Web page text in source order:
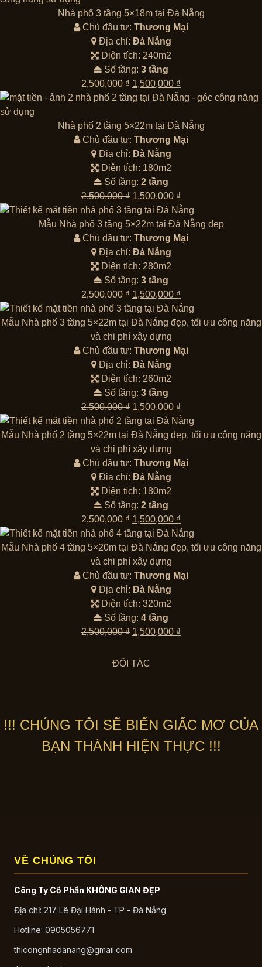
Nhà phố 3 tầng 5×18m tại Đà Nẵng
Chủ đầu tư: Thương Mại
Địa chỉ: Đà Nẵng
Diện tích: 240m2
Số tầng: 3 tầng
2,500,000₫ Giá
gốc
2,500,000 ₫.
1,500,000 ₫
hiện
là:
1,500,000 ₫.
Nhà phố 2 tầng 5×22m tại Đà Nẵng
Chủ đầu tư: Thương Mại
Địa chỉ: Đà Nẵng
Diện tích: 180m2
Số tầng: 2 tầng
2,500,000₫ Giá
gốc
là:
2,500,000 ₫.
1,500,000 ₫
hiện
tại
là:
Mẫu Nhà phố 3 tầng 5×22m tại Đà Nẵng đẹp
Chủ đầu tư: Thương Mại
Địa chỉ: Đà Nẵng
Diện tích: 280m2
Số tầng: 3 tầng
2,500,000₫ Giá
gốc
là:
2,500,000 ₫.
1,500,000 ₫
hiện
tại
1,500,000 ₫.
Mẫu Nhà phố 3 tầng 5×22m tại Đà Nẵng đẹp, tối ưu công năng
và chi phí xây dựng
Chủ đầu tư: Thương Mại
Địa chỉ: Đà Nẵng
Diện tích: 260m2
Số tầng: 3 tầng
2,500,000₫ Giá
gốc
là:
2,500,000 ₫.
1,500,000 ₫
hiện
tại
1,500,000 ₫.
Mẫu Nhà phố 2 tầng 5×22m tại Đà Nẵng đẹp, tối ưu công năng
và chi phí xây dựng
Chủ đầu tư: Thương Mại
Địa chỉ: Đà Nẵng
Diện tích: 180m2
Số tầng: 2 tầng
2,500,000₫ Giá
gốc
là:
2,500,000 ₫.
1,500,000 ₫
hiện
tại
1,500,000 ₫.
Mẫu Nhà phố 4 tầng 5×20m tại Đà Nẵng đẹp, tối ưu công năng
và chi phí xây dựng
Chủ đầu tư: Thương Mại
Địa chỉ: Đà Nẵng
Diện tích: 320m2
Số tầng: 4 tầng
2,500,000₫ Giá
là:
1,500,000 ₫
ĐỐI TÁC
!!! CHÚNG TÔI SẼ BIẾN GIẤC MƠ CỦA
BẠN THÀNH HIỆN THỰC !!!
VỀ CHÚNG TÔI
Công Ty Cổ Phần KHÔNG GIAN ĐẸP
Địa chỉ: 217 Lê Đại Hành - TP - Đà Nẵng
Hotline: 0905056771
thicongnhadanang@gmail.com